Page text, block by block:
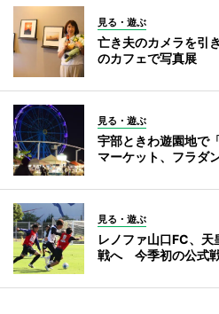
見る・遊ぶ
亡き夫のカメラを引
のカフェで写真展
見る・遊ぶ
宇部ときわ遊園地で
マーケット、フラダ
見る・遊ぶ
レノファ山口FC、
戦へ 今季初の公式